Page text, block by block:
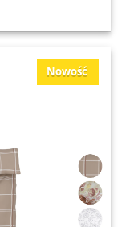
Nowość